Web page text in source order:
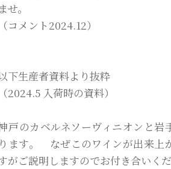
ませ。
（コメント2024.12）
下生産者資料より抜粋
（2024.5 入荷時の資料）
戸のカベルネソーヴィニオンと岩
ります。 なぜこのワインが出来上
がご説明しますのでお付き合いくだ